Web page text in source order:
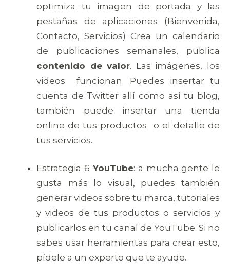
optimiza tu imagen de portada y las
pestañas de aplicaciones (Bienvenida,
Contacto, Servicios) Crea un calendario
de publicaciones semanales, publica
contenido de valor. Las imágenes, los
videos funcionan. Puedes insertar tu
cuenta de Twitter allí como así tu blog,
también puede insertar una tienda
online de tus productos o el detalle de
tus servicios.
Estrategia 6 YouTube: a mucha gente le
gusta más lo visual, puedes también
generar videos sobre tu marca, tutoriales
y videos de tus productos o servicios y
publicarlos en tu canal de YouTube. Si no
sabes usar herramientas para crear esto,
pídele a un experto que te ayude.